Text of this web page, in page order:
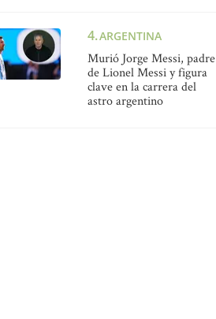
ARGENTINA
Murió Jorge Messi, padre
de Lionel Messi y figura
clave en la carrera del
astro argentino